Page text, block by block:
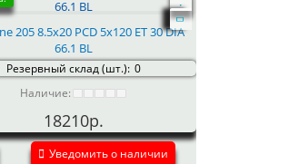
205 8.5x20 PCD 5x120 ET 30 DIA
66.1 BL
Резервный склад (шт.): 0
Наличие:
18210р.
Уведомить о наличии